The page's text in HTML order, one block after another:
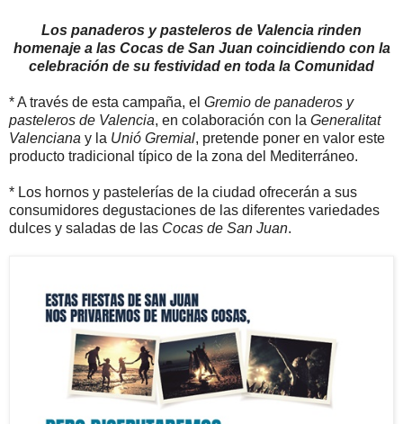
Los panaderos y pasteleros de Valencia rinden
homenaje a las Cocas de San Juan coincidiendo con la
celebración de su festividad en toda la Comunidad
* A través de esta campaña, el Gremio de panaderos y
pasteleros de Valencia, en colaboración con la Generalitat
Valenciana y la Unió Gremial, pretende poner en valor este
producto tradicional típico de la zona del Mediterráneo.
* Los hornos y pastelerías de la ciudad ofrecerán a sus
consumidores degustaciones de las diferentes variedades
dulces y saladas de las Cocas de San Juan.